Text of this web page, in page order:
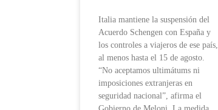
Italia mantiene la suspensión del
Acuerdo Schengen con España y
los controles a viajeros de ese país,
al menos hasta el 15 de agosto.
“No aceptamos ultimátums ni
imposiciones extranjeras en
seguridad nacional”, afirma el